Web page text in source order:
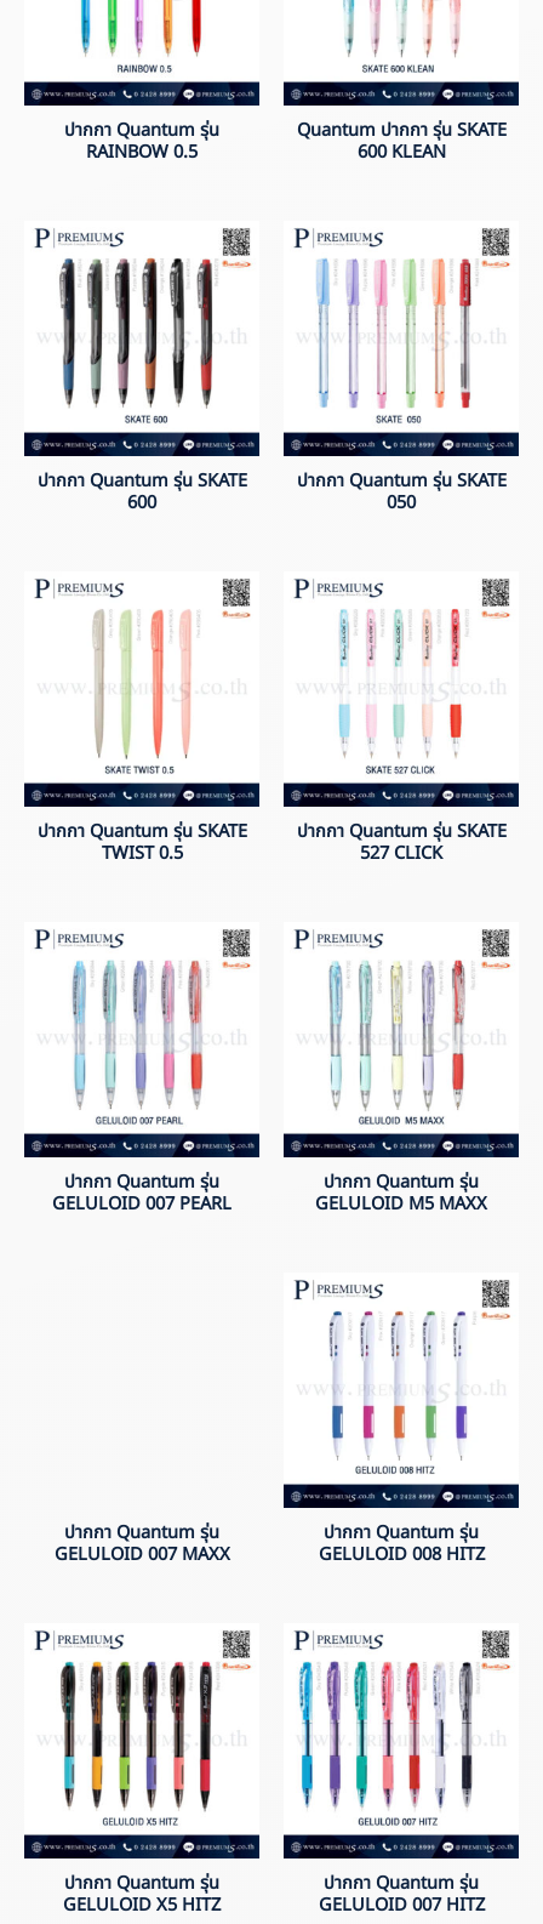
ปากกา Quantum รุ่น
RAINBOW 0.5
Quantum ปากกา รุ่น SKATE
600 KLEAN
ปากกา Quantum รุ่น SKATE
600
ปากกา Quantum รุ่น SKATE
050
ปากกา Quantum รุ่น SKATE
TWIST 0.5
ปากกา Quantum รุ่น SKATE
527 CLICK
ปากกา Quantum รุ่น
GELULOID 007 PEARL
ปากกา Quantum รุ่น
GELULOID M5 MAXX
ปากกา Quantum รุ่น
GELULOID 007 MAXX
ปากกา Quantum รุ่น
GELULOID 008 HITZ
ปากกา Quantum รุ่น
GELULOID X5 HITZ
ปากกา Quantum รุ่น
GELULOID 007 HITZ